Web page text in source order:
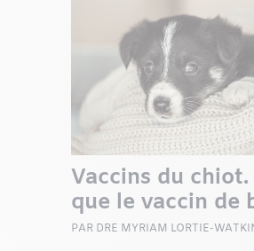
Vaccins du chiot.
que le vaccin de
PAR DRE MYRIAM LORTIE-